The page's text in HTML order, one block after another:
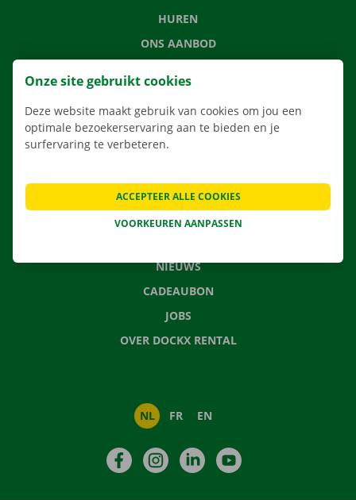
HUREN
ONS AANBOD
APP
VERHUISOPLOSSINGEN
CONTACTEER ONS
NIEUWS
CADEAUBON
JOBS
OVER DOCKX RENTAL
NL FR EN
FacebookInstagramLinkedIn
Onze site gebruikt cookies
Deze website maakt gebruik van cookies om jou een
optimale bezoekerservaring aan te bieden en je
surfervaring te verbeteren.
VOORKEUREN AANPASSEN
ACCEPTEER ALLE COOKIES